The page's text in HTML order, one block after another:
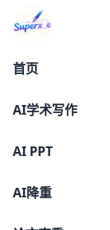
SuperXie论文-
SuperXie论文-
首页
AI学术写作
AI PPT
AI降重
论文写
带！